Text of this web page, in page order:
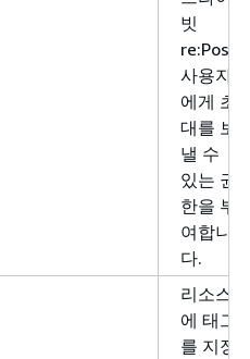
빗
re:Post
사용자
에게 초
대를 보
낼 수
있는 권
한을 부
여합니
다.
리소스
에 태그
를 지정